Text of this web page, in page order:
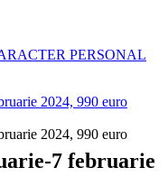
PERSONAL
2024, 990 euro
2024, 990 euro